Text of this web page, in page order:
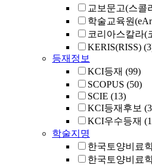
교보문고(스콜
학술교육원
코리아스칼라(
KERIS(RISS)
등재정보
KCI등재 (99)
SCOPUS (50)
SCIE (13)
KCI등재후보
KCI우수등재
학술지명
한국토양비료
한국토양비료